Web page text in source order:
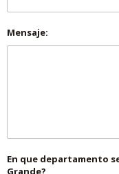
Mensaje:
En que departamento
Grande?